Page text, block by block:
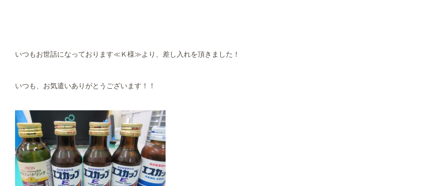
いつもお世話になっております≪Ｋ様≫より、差し入れを頂きました！
いつも、お気遣いありがとうございます！！